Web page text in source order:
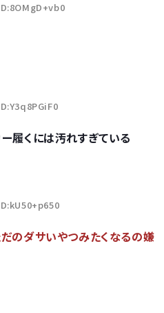
履くには汚れすぎている
のダサいやつみたくなるの嫌